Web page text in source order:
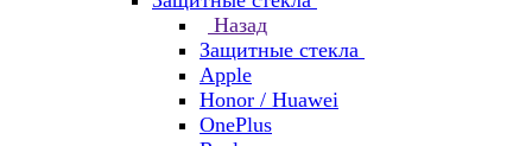
Назад
Защитные стекла
Apple
Honor / Huawei
OnePlus